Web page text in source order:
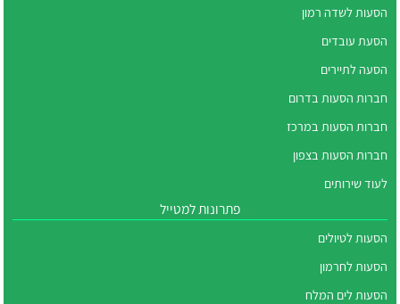
הסעות לשדה רמון
הסעת עובדים
הסעה לתיירים
חברות הסעות בדרום
חברות הסעות במרכז
חברות הסעות בצפון
לעוד שירותים
פתרונות למטייל
הסעות לטיולים
הסעות לחרמון
הסעות לים המלח